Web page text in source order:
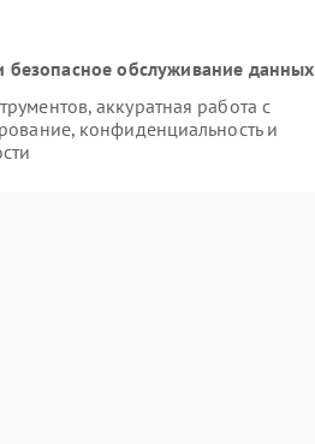
обслуживание данных
аккуратная работа с
конфиденциальность и